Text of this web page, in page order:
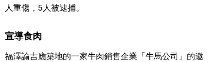
醫療健康
語言
人重傷，5人被逮捕。
宣導食肉
福澤諭吉應築地的一家牛肉銷售企業「牛馬公司」的邀